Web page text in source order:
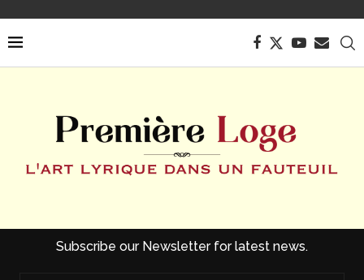
Subscribe our Newsletter for latest news.